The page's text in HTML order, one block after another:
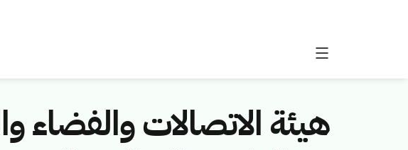
هيئة الاتصالات والفضاء